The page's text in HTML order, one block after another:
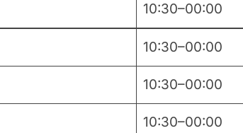
10:30–00:00
10:30–00:00
10:30–00:00
10:30–00:00